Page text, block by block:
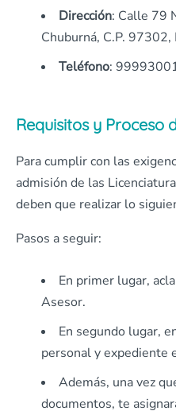
Dirección: Calle 79
Chuburná, C.P. 97302,
Teléfono:
Requisitos y Proceso
Para cumplir con las
admisión de las
deben que realizar lo
Pasos a seguir:
En primer lugar,
Asesor.
En segundo lugar,
personal y expediente
Además, una vez
documentos, te